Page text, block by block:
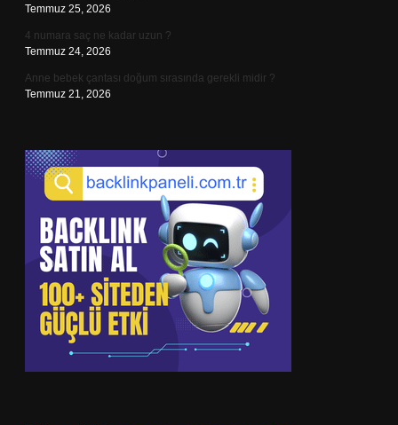
Temmuz 25, 2026
4 numara saç ne kadar uzun ?
Temmuz 24, 2026
Anne bebek çantası doğum sırasında gerekli midir ?
Temmuz 21, 2026